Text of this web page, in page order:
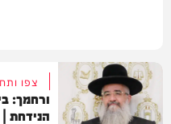
צפו
ורחמך:
הנידחת